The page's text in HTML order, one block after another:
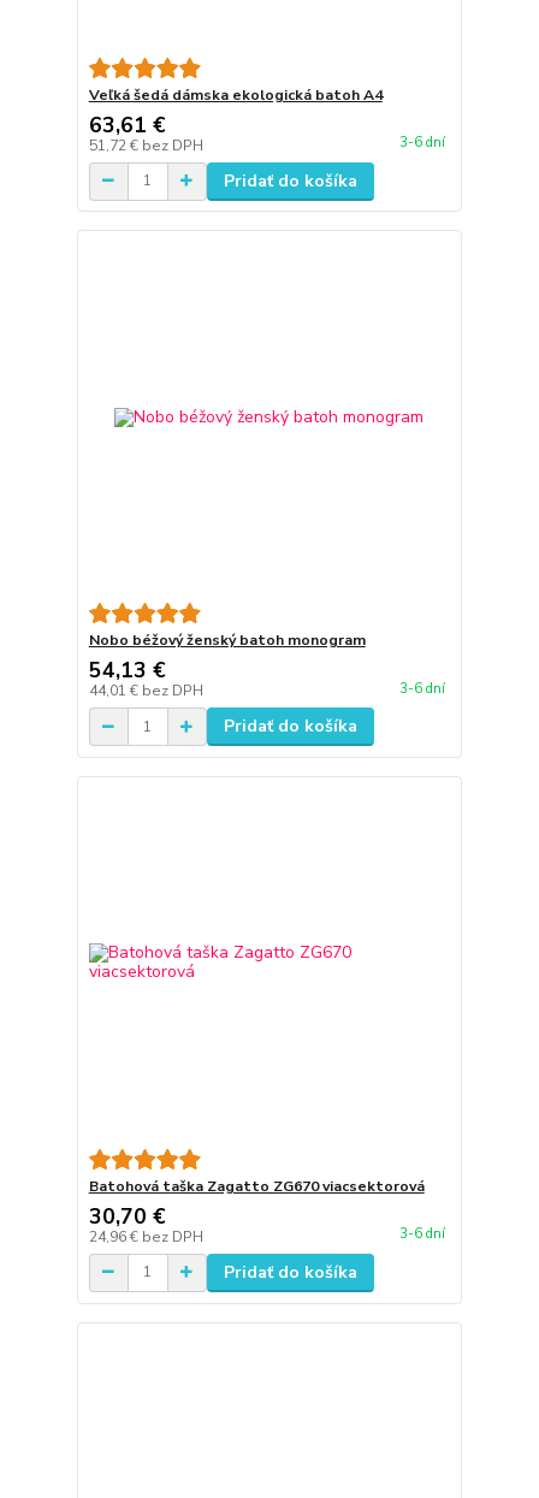
Veľká šedá dámska ekologická batoh A4
63,61 €
51,72 € bez DPH 3-6 dní
Pridať do košíka
Nobo béžový ženský batoh monogram
54,13 €
44,01 € bez DPH 3-6 dní
Pridať do košíka
Batohová taška Zagatto ZG670 viacsektorová
30,70 €
24,96 € bez DPH 3-6 dní
Pridať do košíka